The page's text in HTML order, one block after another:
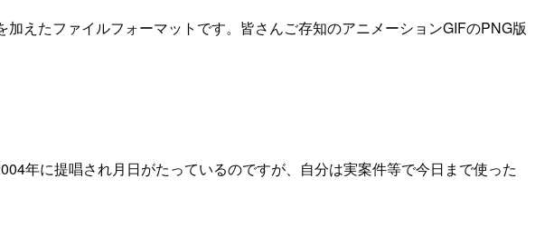
えたファイルフォーマットです。皆さんご存知のアニメーションGIFのPNG版
年に提唱され月日がたっているのですが、自分は実案件等で今日まで使った